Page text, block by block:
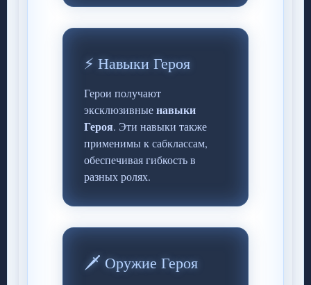
⚡ Навыки Героя
Герои получают
эксклюзивныенавыки
Героя. Эти навыки также
применимы к сабклассам,
обеспечивая гибкость в
разных ролях.
🗡️ Оружие Героя